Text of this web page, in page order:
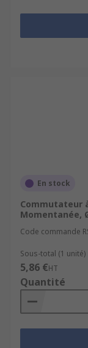
En stock
Commutateur
Momentanée,
Code commande
Sous-total (1 unité)
5,86 €HT
Quantité